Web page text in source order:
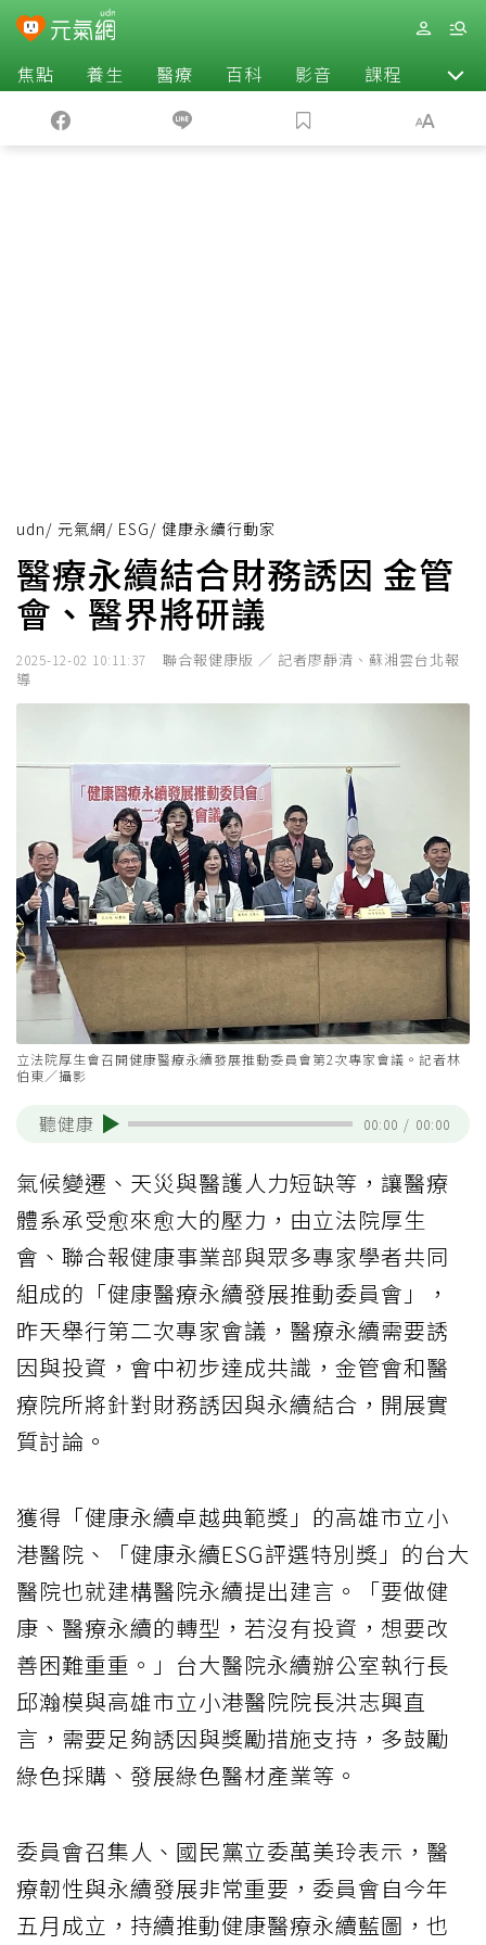
焦點 養生 醫療 百科 影音 課程 退休
udn/ 元氣網/ ESG/ 健康永續行動家
醫療永續結合財務誘因 金管
會、醫界將研議
2025-12-02 10:11:37
聯合報健康版 ／ 記者廖靜清、蘇湘雲台北報
導
立法院厚生會召開健康醫療永續發展推動委員會第2次專家會議。記者林
伯東／攝影
聽健康 00:00 / 00:00
氣候變遷、天災與醫護人力短缺等，讓醫療
體系承受愈來愈大的壓力，由立法院厚生
會、聯合報健康事業部與眾多專家學者共同
組成的「健康醫療永續發展推動委員會」，
昨天舉行第二次專家會議，醫療永續需要誘
因與投資，會中初步達成共識，金管會和醫
療院所將針對財務誘因與永續結合，開展實
質討論。
獲得「健康永續卓越典範獎」的高雄市立小
港醫院、「健康永續ESG評選特別獎」的台大
醫院也就建構醫院永續提出建言。「要做健
康、醫療永續的轉型，若沒有投資，想要改
善困難重重。」台大醫院永續辦公室執行長
邱瀚模與高雄市立小港醫院院長洪志興直
言，需要足夠誘因與獎勵措施支持，多鼓勵
綠色採購、發展綠色醫材產業等。
委員會召集人、國民黨立委萬美玲表示，醫
療韌性與永續發展非常重要，委員會自今年
五月成立，持續推動健康醫療永續藍圖，也